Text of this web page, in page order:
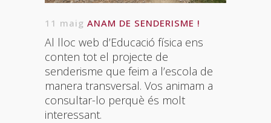
11 maig ANAM DE SENDERISME !
Al lloc web d’Educació física ens
conten tot el projecte de
senderisme que feim a l’escola de
manera transversal. Vos animam a
consultar-lo perquè és molt
interessant.